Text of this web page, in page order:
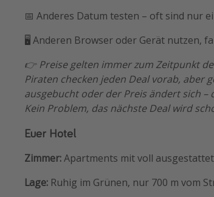
📅 Anderes Datum testen – oft sind nur
🖥️ Anderen Browser oder Gerät nutzen,
👉 Preise gelten immer zum Zeitpunkt
Piraten checken jeden Deal vorab, aber
ausgebucht oder der Preis ändert sich –
Kein Problem, das nächste Deal wird
Euer Hotel
Zimmer:Apartments mit voll
Lage: Ruhig im Grünen, nur 700 m vom